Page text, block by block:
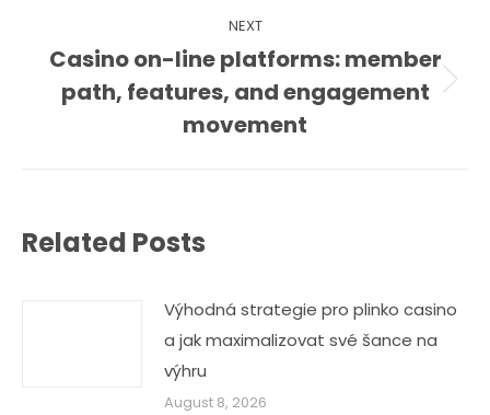
NEXT
Next
post:
Casino on-line platforms: member
path, features, and engagement
movement
Related Posts
Výhodná strategie pro plinko casino
a jak maximalizovat své šance na
výhru
August 8, 2026